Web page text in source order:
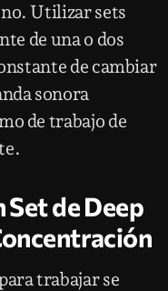
Utilizar sets
de una o dos
de cambiar
sonora
de trabajo de
de Deep
trabajar se